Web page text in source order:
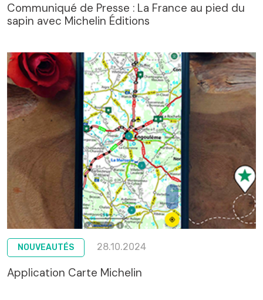
Communiqué de Presse : La France au pied du
sapin avec Michelin Éditions
NOUVEAUTÉS 28.10.2024
Application Carte Michelin